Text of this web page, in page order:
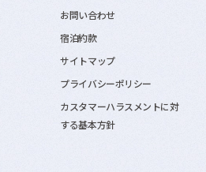
お問い合わせ
宿泊約款
サイトマップ
プライバシーポリシー
カスタマーハラスメントに対
する基本方針